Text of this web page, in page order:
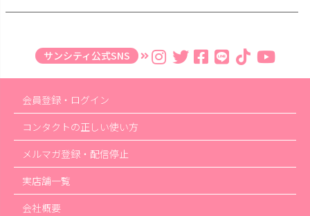
サンシティ公式SNS
会員登録・ログイン
コンタクトの正しい使い方
メルマガ登録・配信停止
実店舗一覧
会社概要